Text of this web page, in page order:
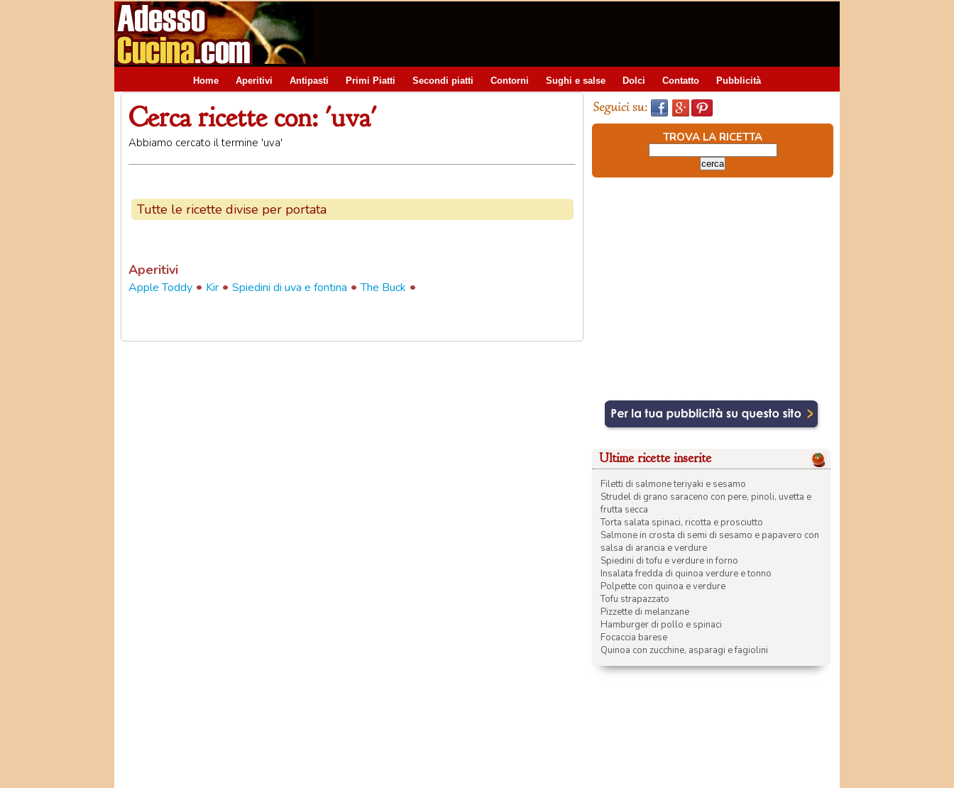
Home Aperitivi Antipasti Primi Piatti Secondi piatti Contorni Sughi e salse Dolci Contatto Pubblicità
Cerca ricette con: 'uva'
Abbiamo cercato il termine 'uva'
Tutte le ricette divise per portata
Aperitivi
Apple Toddy • Kir • Spiedini di uva e fontina •The Buck •
TROVA LA RICETTA
Ultime ricette inserite
Filetti di salmone teriyaki e sesamo
Strudel di grano saraceno con pere, pinoli, uvetta e
frutta secca
Torta salata spinaci, ricotta e prosciutto
Salmone in crosta di semi di sesamo e papavero con
salsa di arancia e verdure
Spiedini di tofu e verdure in forno
Insalata fredda di quinoa verdure e tonno
Polpette con quinoa e verdure
Tofu strapazzato
Pizzette di melanzane
Hamburger di pollo e spinaci
Focaccia barese
Quinoa con zucchine, asparagi e fagiolini